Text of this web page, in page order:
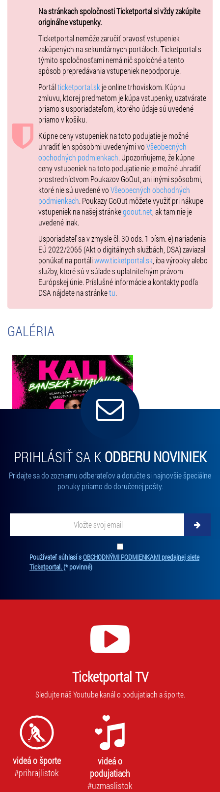
🎶 Čaká vás silná koncertná show, energia a Kaliho hity, ktoré
poznáte naspamäť.
🔥 Po koncerte pokračujeme na AFTER PARTY priamo v Trotuar Cafe
& bar, kde oslavy nekončia a noc plná hudby a skvelých drinkov sa
🎟 Cena lístka: 29 € (státie) VYPREDANÉ
Nová vlna v predaji!
Príďte s nami osláviť 5 rokov Trotuar Cafe & bar – s hudbou,
priateľmi a nezabudnuteľnou atmosférou Banskej Štiavnice.
VIP Meet & Greet vstup
Pri vstupe budú návštevníci osobitne registrovaní a dostanú VIP
pásku. Po koncerte sa presunú k hlavnému pódiu, odkiaľ budú
organizovane odvedení do zákulisia na Meet & Greet.
Tešíme sa na vás! 🖤🎶
Lístky za 29€ vypredané! Pridali sme pre veľký záujem ešte jednu
Na stránkach spoločnosti Ticketportal si vždy zakúpite
originálne vstupenky.
Ticketportal nemôže zaručiť pravosť vstupeniek
zakúpených na sekundárnych portáloch. Ticketportal s
týmito spoločnosťami nemá nič spoločné a tento
spôsob prepredávania vstupeniek nepodporuje.
Portálticketportal.sk je online trhoviskom. Kúpnu
zmluvu, ktorej predmetom je kúpa vstupenky, uzatvárate
priamo s usporiadateľom, ktorého údaje sú uvedené
priamo v košíku.
Kúpne ceny vstupeniek na toto podujatie je možné
uhradiť len spôsobmi uvedenými voVšeobecných
obchodných podmienkach. Upozorňujeme, že kúpne
ceny vstupeniek na toto podujatie nie je možné uhradiť
prostredníctvom Poukazov GoOut, ani inými spôsobmi,
ktoré nie sú uvedené voVšeobecných obchodných
podmienkach. Poukazy GoOut môžete využiť pri nákupe
vstupeniek na našej stránkegoout.net , ak tam nie je
uvedené inak.
Usporiadateľ sa v zmysle čl. 30 ods. 1 písm. e) nariadenia
EÚ 2022/2065 (Akt o digitálnych službách, DSA) zaviazal
ponúkať na portáliwww.ticketportal.sk , iba výrobky alebo
služby, ktoré sú v súlade s uplatniteľným právom
Európskej únie. Príslušné informácie a kontakty podľa
DSA nájdete na stránketu.
GALÉRIA
PRIHLÁSIŤ SA K ODBERU NOVINIEK
Pridajte sa do zoznamu odberateľov a doručte si najnovšie špeciálne
ponuky priamo do doručenej pošty.
Používateľ súhlasí sOBCHODNÝMI PODMIENKAMI predajnej siete
Ticketportal.(* povinné)
Ticketportal TV
Sledujte náš Youtube kanál o podujatiach a športe.
videá o športe
#prihrajlistok
videá o
podujatiach
#uzmaslistok